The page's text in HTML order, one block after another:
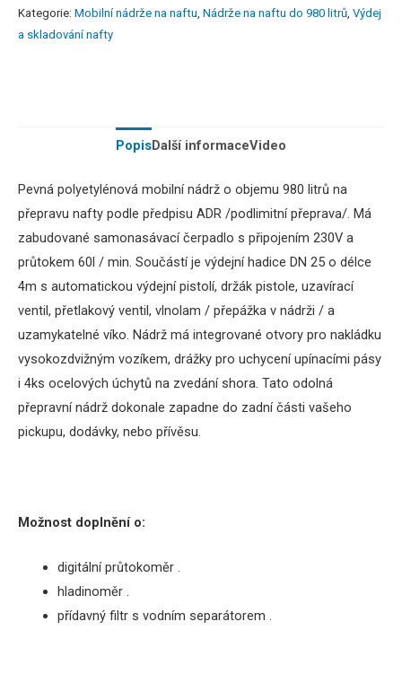
Kategorie: Mobilní nádrže na naftu, Nádrže na naftu do 980 litrů, Výdej
a skladování nafty
PopisDalší informaceVideo
Pevná polyetylénová mobilní nádrž o objemu 980 litrů na
přepravu nafty podle předpisu ADR /podlimitní přeprava/. Má
zabudované samonasávací čerpadlo s připojením 230V a
průtokem 60l / min. Součástí je výdejní hadice DN 25 o délce
4m s automatickou výdejní pistolí, držák pistole, uzavírací
ventil, přetlakový ventil, vlnolam / přepážka v nádrži / a
uzamykatelné víko. Nádrž má integrované otvory pro nakládku
vysokozdvižným vozíkem, drážky pro uchycení upínacími pásy
i 4ks ocelových úchytů na zvedání shora. Tato odolná
přepravní nádrž dokonale zapadne do zadní části vašeho
pickupu, dodávky, nebo přívěsu.
Možnost doplnění o:
digitální průtokoměr .
hladinoměr .
přídavný filtr s vodním separátorem .